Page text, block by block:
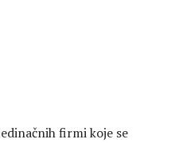
firmi koje se